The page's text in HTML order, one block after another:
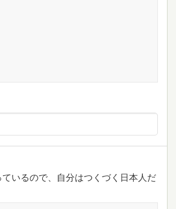
いるので、自分はつくづく日本人だ